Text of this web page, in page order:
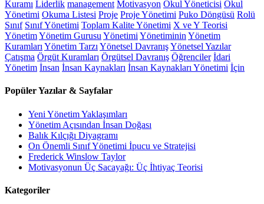
Kuramı Liderlik management Motivasyon Okul Yöneticisi Okul
Yönetimi Okuma Listesi Proje Proje Yönetimi Puko Döngüsü Rolü
Sınıf Sınıf Yönetimi Toplam Kalite Yönetimi X ve Y Teorisi
YönetimYönetim Gurusu Yönetimi Yönetiminin Yönetim
Kuramları Yönetim Tarzı Yönetsel DavranışYönetsel Yazılar
Çatışma Örgüt Kuramları Örgütsel Davranış Öğrenciler İdari
Yönetim İnsan İnsan Kaynakları İnsan Kaynakları Yönetimi İçin
Popüler Yazılar & Sayfalar
Yeni Yönetim Yaklaşımları
Yönetim Açısından İnsan Doğası
Balık Kılçığı Diyagramı
On Önemli Sınıf Yönetimi İpucu ve Stratejisi
Frederick Winslow Taylor
Motivasyonun Üç Sacayağı: Üç İhtiyaç Teorisi
Kategoriler